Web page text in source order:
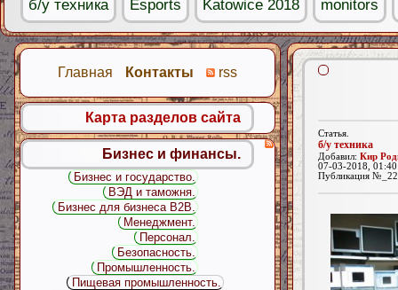
Статья.
б/у техника
Добавил: Кир
07-03-2018,
Публикация
Главная Контакты rss
Карта разделов сайта
Бизнес и финансы.
Бизнес и государство.
ВЭД и таможня.
Бизнес для бизнеса B2B.
Менеджмент.
Персонал.
Безопасность.
Промышленность.
Пищевая промышленность.
б/у техника Esports Katowice 2018 monitors